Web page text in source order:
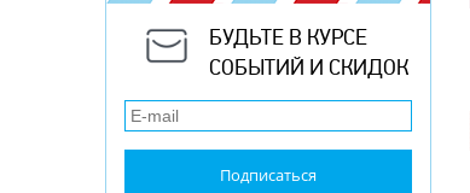
БУДЬТЕ В КУРСЕ
СОБЫТИЙ И СКИДОК
Подписаться